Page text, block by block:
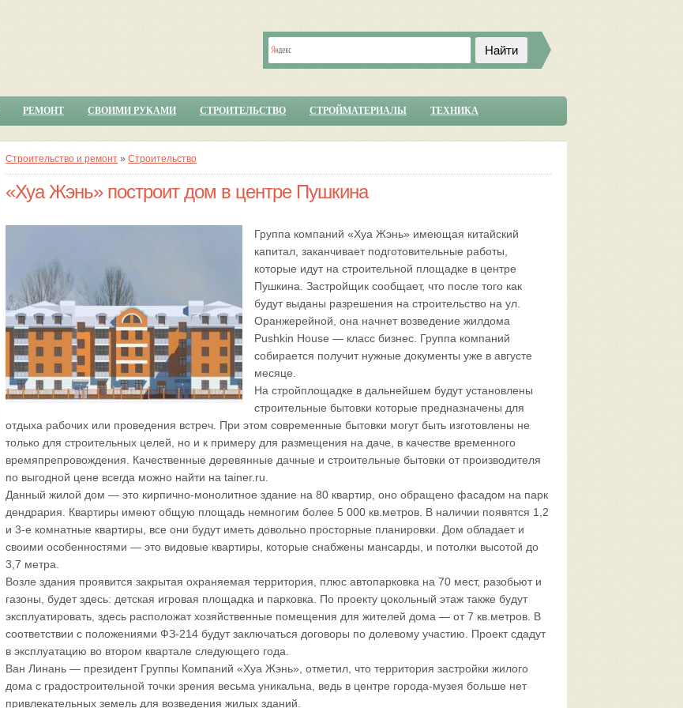
РЕМОНТ СВОИМИ РУКАМИ СТРОИТЕЛЬСТВО СТРОЙМАТЕРИАЛЫ ТЕХНИКА
Строительство и ремонт »Строительство
«Хуа Жэнь» построит дом в центре Пушкина
Группа компаний «Хуа Жэнь» имеющая китайский
капитал, заканчивает подготовительные работы,
которые идут на строительной площадке в центре
Пушкина. Застройщик сообщает, что после того как
будут выданы разрешения на строительство на ул.
Оранжерейной, она начнет возведение жилдома
Pushkin House — класс бизнес. Группа компаний
собирается получит нужные документы уже в августе
месяце.
На стройплощадке в дальнейшем будут установлены
строительные бытовки которые предназначены для
отдыха рабочих или проведения встреч. При этом современные бытовки могут быть изготовлены не
только для строительных целей, но и к примеру для размещения на даче, в качестве временного
времяпрепровождения. Качественные деревянные дачные и строительные бытовки от производителя
по выгодной цене всегда можно найти на tainer.ru.
Данный жилой дом — это кирпично-монолитное здание на 80 квартир, оно обращено фасадом на парк
дендрария. Квартиры имеют общую площадь немногим более 5 000 кв.метров. В наличии появятся 1,2
и 3-е комнатные квартиры, все они будут иметь довольно просторные планировки. Дом обладает и
своими особенностями — это видовые квартиры, которые снабжены мансарды, и потолки высотой до
3,7 метра.
Возле здания проявится закрытая охраняемая территория, плюс автопарковка на 70 мест, разобьют и
газоны, будет здесь: детская игровая площадка и парковка. По проекту цокольный этаж также будут
эксплуатировать, здесь расположат хозяйственные помещения для жителей дома — от 7 кв.метров. В
соответствии с положениями ФЗ-214 будут заключаться договоры по долевому участию. Проект сдадут
в эксплуатацию во втором квартале следующего года.
Ван Линань — президент Группы Компаний «Хуа Жэнь», отметил, что территория застройки жилого
дома с градостроительной точки зрения весьма уникальна, ведь в центре города-музея больше нет
привлекательных земель для возведения жилых зданий.